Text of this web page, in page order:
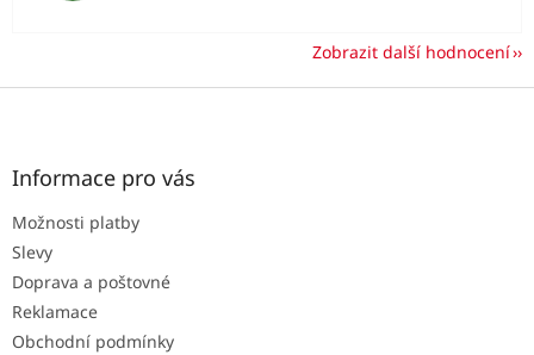
Zobrazit další hodnocení
Z
Informace pro vás
Možnosti platby
Slevy
Doprava a poštovné
Reklamace
Obchodní podmínky